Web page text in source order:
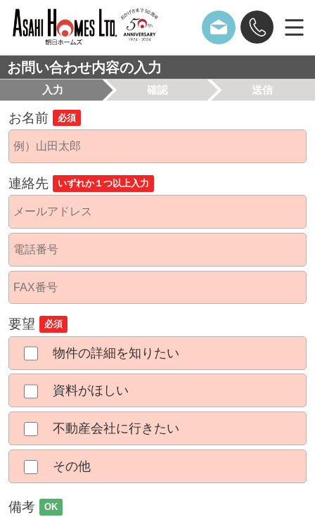
お問い合わせ内容の入力
入力 確認 送信
お名前 必須
連絡先 いずれか１つ以上入力
要望 必須
物件の詳細を知りたい
資料がほしい
不動産会社に行きたい
その他
備考 OK